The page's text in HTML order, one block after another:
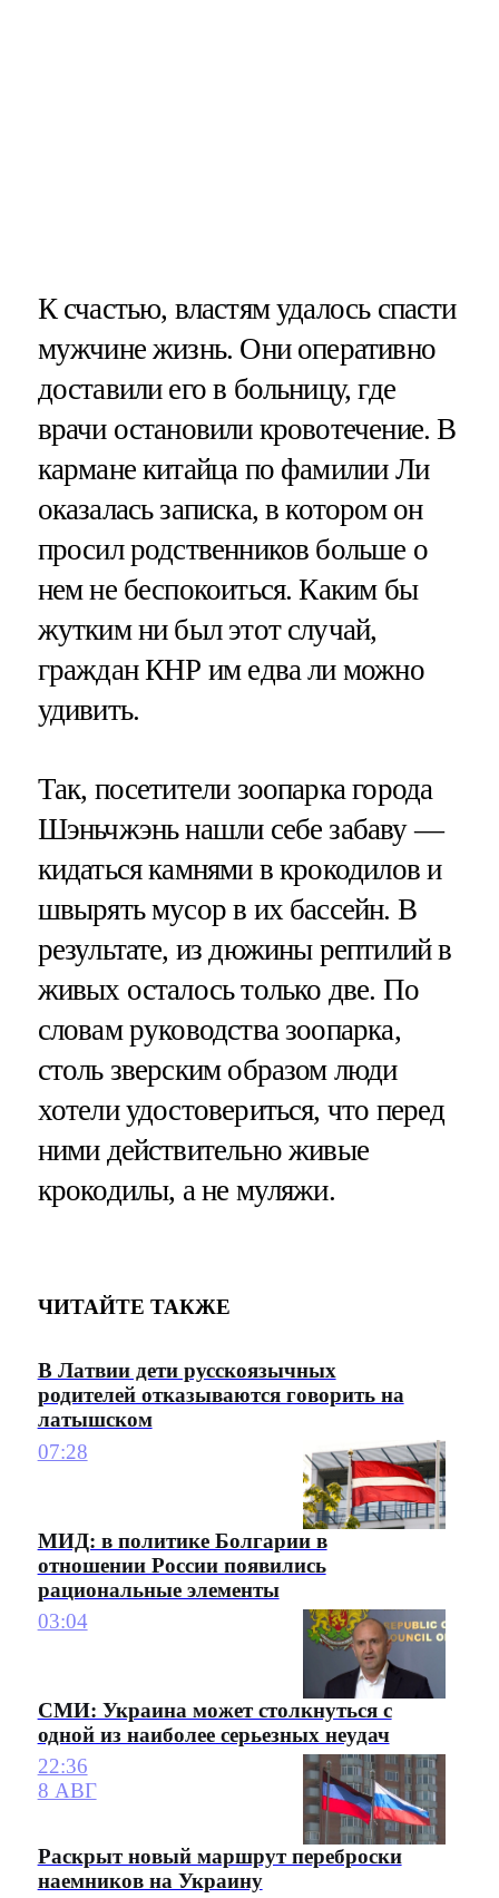
К счастью, властям удалось спасти
мужчине жизнь. Они оперативно
доставили его в больницу, где
врачи остановили кровотечение. В
кармане китайца по фамилии Ли
оказалась записка, в котором он
просил родственников больше о
нем не беспокоиться. Каким бы
жутким ни был этот случай,
граждан КНР им едва ли можно
удивить.
Так, посетители зоопарка города
Шэньчжэнь нашли себе забаву —
кидаться камнями в крокодилов и
швырять мусор в их бассейн. В
результате, из дюжины рептилий в
живых осталось только две. По
словам руководства зоопарка,
столь зверским образом люди
хотели удостовериться, что перед
ними действительно живые
крокодилы, а не муляжи.
ЧИТАЙТЕ ТАКЖЕ
В Латвии дети русскоязычных
родителей отказываются говорить на
латышском
07:28
МИД: в политике Болгарии в
отношении России появились
рациональные элементы
03:04
СМИ: Украина может столкнуться с
одной из наиболее серьезных неудач
22:36
8 АВГ
Раскрыт новый маршрут переброски
наемников на Украину